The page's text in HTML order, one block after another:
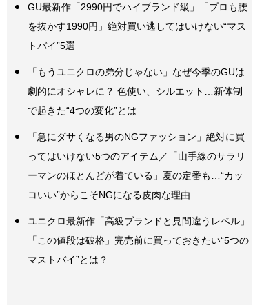
GU最新作「2990円でハイブランド級」「プロも腰
を抜かす1990円」絶対買い逃してはいけない“マス
トバイ”5選
「もうユニクロの弟分じゃない」なぜ今季のGUは
劇的にオシャレに？ 色使い、シルエット…新体制
で起きた“4つの変化”とは
「急にダサくなる男のNGファッション」絶対に買
ってはいけない5つのアイテム／「山手線のサラリ
ーマンのほとんどが着ている」夏の定番も…“カッ
コいい”からこそNGになる皮肉な理由
ユニクロ最新作「高級ブランドと見間違うレベル」
「この値段は破格」完売前に買っておきたい“5つの
マストバイ”とは？